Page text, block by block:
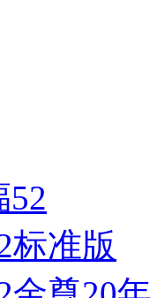
标准版